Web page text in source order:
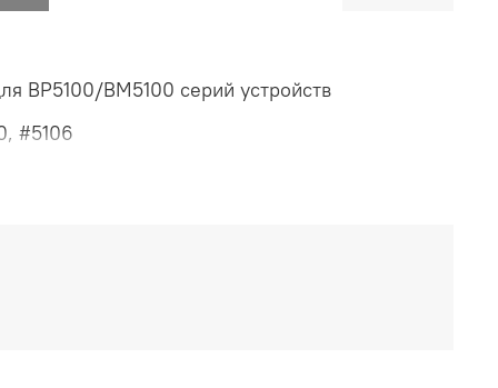
BP5100/BM5100 серий устройств
#5106